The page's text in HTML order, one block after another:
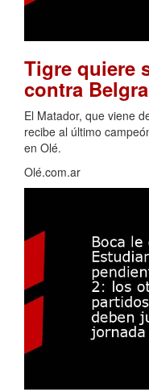
Tigre quiere
contra
El Matador, que viene
recibe al último
en Olé.
Olé.com.ar